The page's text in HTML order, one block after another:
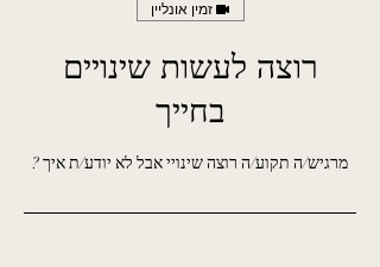
זמין אונליין
רוצה לעשות שינויים
בחייך
מרגיש/ה תקוע/ה רוצה שינויי אבל לא יודע/ת איך ?